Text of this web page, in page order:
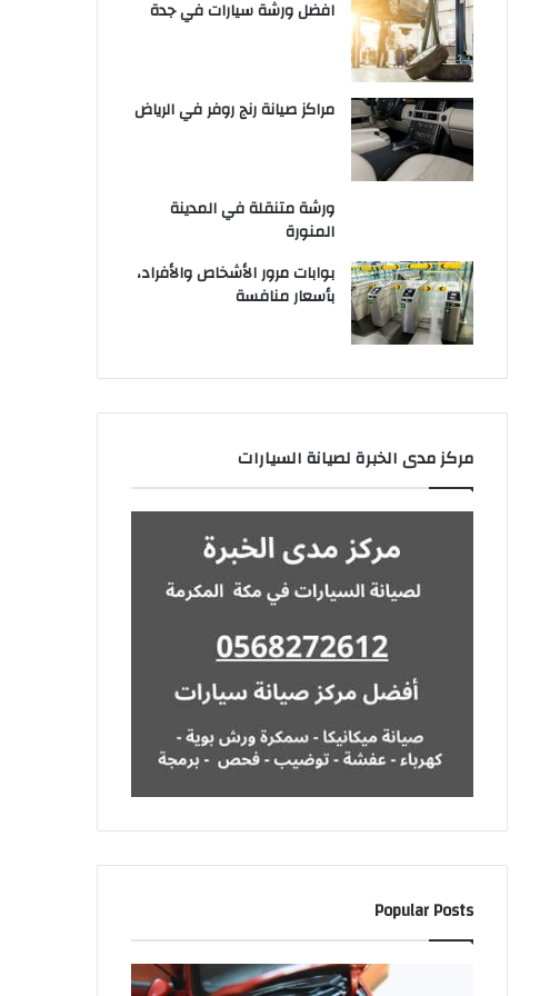
افضل ورشة سيارات في جدة
مراكز صيانة رنج روفر في الرياض
ورشة متنقلة في المدينة
المنورة
بوابات مرور الأشخاص والأفراد،
بأسعار منافسة
مركز مدى الخبرة لصيانة السيارات
Popular Posts